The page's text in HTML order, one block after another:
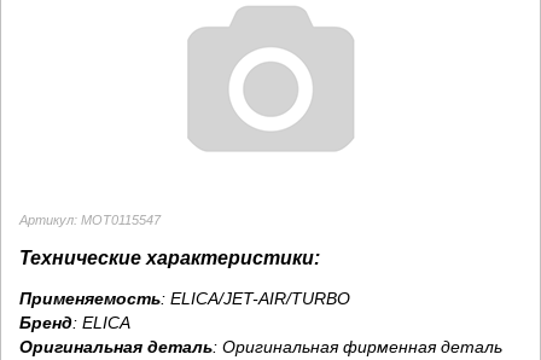
Артикул: MOT0115547
Технические характеристики:
Применяемость: ELICA/JET-AIR/TURBO
Бренд: ELICA
Оригинальная деталь: Оригинальная фирменная деталь